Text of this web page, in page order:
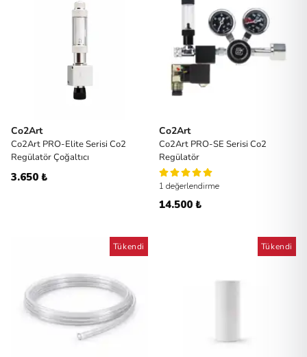
Co2Art
Co2Art PRO-Elite Serisi Co2
Regülatör Çoğaltıcı
3.650 ₺
Co2Art
Co2Art PRO-SE Serisi Co2
Regülatör
1 değerlendirme
14.500 ₺
Tükendi Tükendi